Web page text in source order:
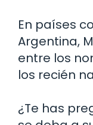
En países
Argentina,
entre los
los recién
¿Te has